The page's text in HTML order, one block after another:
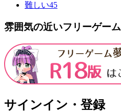
難しい45
雰囲気の近いフリーゲーム
サインイン・登録